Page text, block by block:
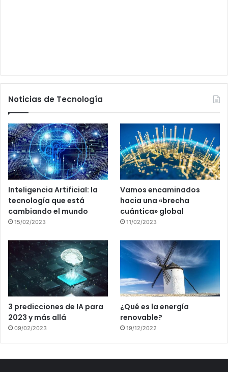
Noticias de Tecnología
Inteligencia Artificial: la
tecnología que está
cambiando el mundo
15/02/2023
Vamos encaminados
hacia una «brecha
cuántica» global
11/02/2023
3 predicciones de IA para
2023 y más allá
09/02/2023
¿Qué es la energía
renovable?
19/12/2022